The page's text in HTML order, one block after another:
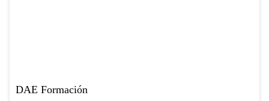
DAE Formación